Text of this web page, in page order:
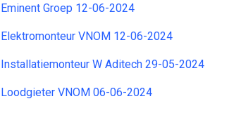
Eminent Groep 12-06-2024
Elektromonteur VNOM 12-06-2024
Installatiemonteur W Aditech 29-05-2024
Loodgieter VNOM 06-06-2024